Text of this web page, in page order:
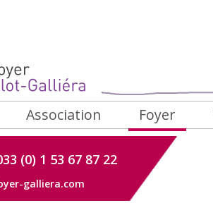
Association
Historique
Objet
L’équipe
Foyer
Chambres
Restauration
Vie quotidienne
(0) 1 53 67 87 22
galliera.com